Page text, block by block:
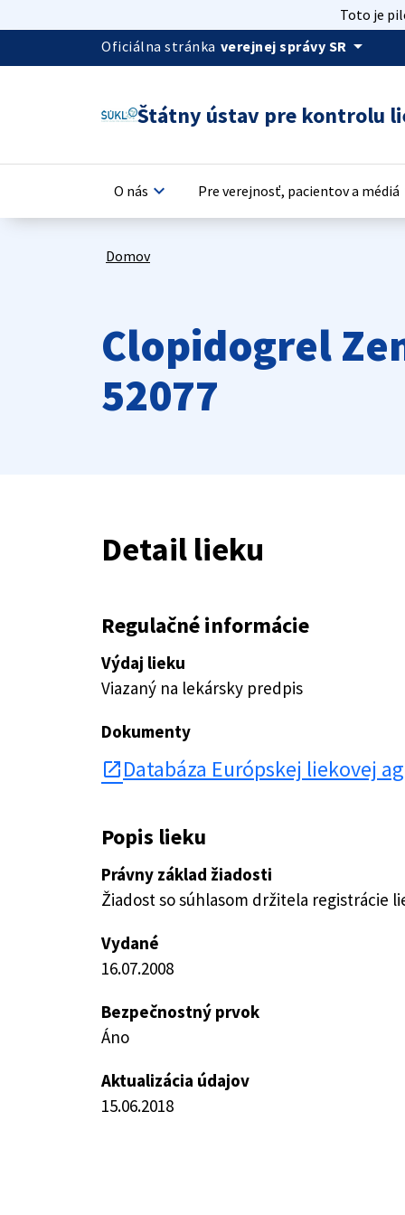
Toto je
Oficiálna stránka verejnej správy SR arrow_drop_down
Štátny ústav pre kontrolu
O nás keyboard_arrow_down Pre verejnosť, pacientov a médiá
Domov
Clopidogrel
52077
Detail lieku
Regulačné informácie
Výdaj lieku
Viazaný na lekársky predpis
Dokumenty
open_in_new Databáza Európskej liekovej
Popis lieku
Právny základ žiadosti
Žiadost so súhlasom držitela registrácie
Vydané
16.07.2008
Bezpečnostný prvok
Áno
Aktualizácia údajov
15.06.2018